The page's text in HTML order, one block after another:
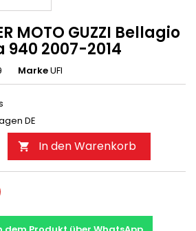
MOTO GUZZI Bellagio
2007-2014
MarkeUFI
DE
 In den Warenkorb